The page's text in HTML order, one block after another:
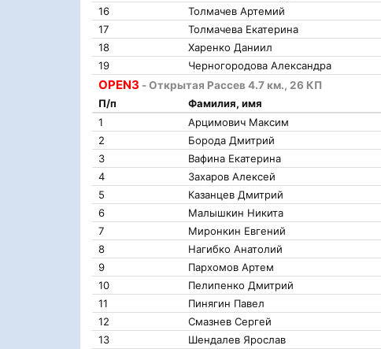
16 Толмачев Артемий
17 Толмачева Екатерина
18 Харенко Даниил
19 Черногородова Александра
OPEN3 - Открытая Рассев 4.7 км., 26 КП
П/п
Фамилия, имя
1
Арцимович Максим
2 Борода Дмитрий
3 Вафина Екатерина
4 Захаров Алексей
5 Казанцев Дмитрий
6 Малышкин Никита
7 Миронкин Евгений
8 Нагибко Анатолий
9 Пархомов Артем
10 Пелипенко Дмитрий
11 Пинягин Павел
12 Смазнев Сергей
13 Шендалев Ярослав